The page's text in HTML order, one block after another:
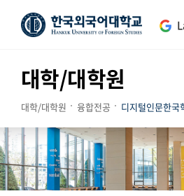
대학/대학원
대학/대학원 융합전공 디지털인문한국